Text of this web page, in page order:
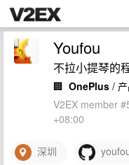
Youfou
不拉小提琴的
🏢 OnePlus /
V2EX member
+08:00
深圳